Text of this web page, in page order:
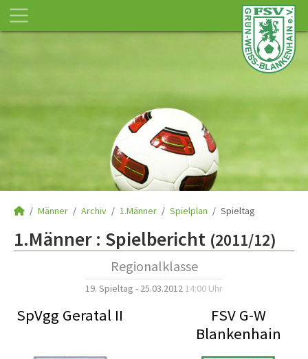
Männer Archiv 1.Männer Spielplan Spieltag
1.Männer : Spielbericht (2011/12)
Regionalklasse
19. Spieltag - 25.03.2012 14:00 Uhr
SpVgg Geratal II
FSV G-W
Blankenhain